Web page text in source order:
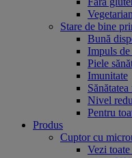
Stare de bine
Bună
Impuls de
Piele
Imunitate
Nivel
Pentru
Produs
Cuptor cu
Vezi